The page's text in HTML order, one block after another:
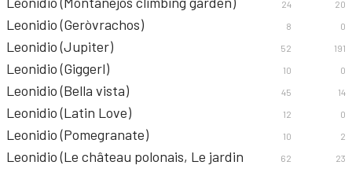
24 20
Leonidio (Geròvrachos) 8 0
Leonidio (Jupiter) 52 191
Leonidio (Giggerl) 10 0
Leonidio (Bella vista) 45 14
Leonidio (Latin Love) 12 0
Leonidio (Pomegranate) 10 2
Leonidio (Le château polonais, Le jardin
62 23